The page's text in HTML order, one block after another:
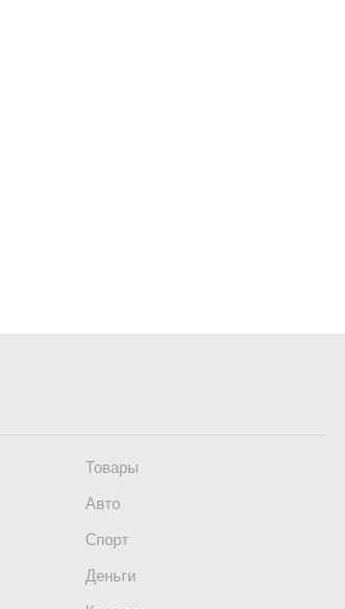
Товары
Авто
Спорт
Деньги